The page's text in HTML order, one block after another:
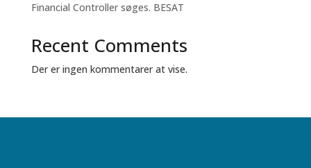
Financial Controller søges. BESAT
Recent Comments
Der er ingen kommentarer at vise.